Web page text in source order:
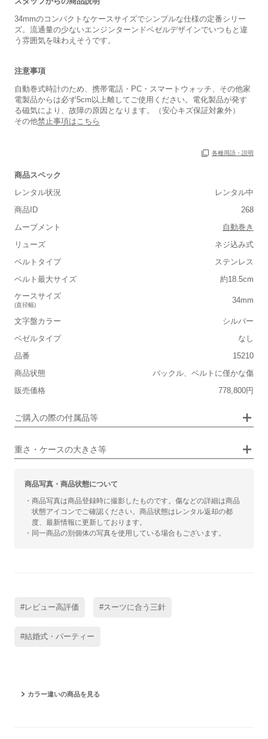
34mmのコンパクトなケースサイズでシンプルな仕様の定番シリー
ズ。流通量の少ないエンジンターンドベゼルデザインでいつもと違
う雰囲気を味わえそうです。
注意事項
自動巻式時計のため、携帯電話・PC・スマートウォッチ、その他家
電製品からは必ず5cm以上離してご使用ください。電化製品が発す
る磁気により、故障の原因となります。（安心キズ保証対象外）
その他禁止事項はこちら
各種用語・説明
商品スペック
レンタル状況
レンタル中
商品ID
268
ムーブメント
自動巻き
リューズ
ネジ込み式
ベルトタイプ
ステンレス
ベルト最大サイズ
約18.5cm
ケースサイズ
(直径幅)
34mm
文字盤カラー
シルバー
ベゼルタイプ
なし
品番
15210
商品状態
バックル、ベルトに僅かな傷
販売価格
778,800円
ご購入の際の付属品等
保証書
なし
箱
なし
重さ・ケースの大きさ等
■重さ(ベルト込み)
■ケースの大きさ
小さい 大きい
■装飾感
カジュアル ビジネス
商品写真・商品状態について
・商品写真は商品登録時に撮影したものです。傷などの詳細は商品
状態アイコンでご確認ください。商品状態はレンタル返却の都
度、最新情報に更新しております。
・同一商品の別個体の写真を使用している場合もございます。
#レビュー高評価 #スーツに合う三針
#結婚式・パーティー
カラー違いの商品を見る